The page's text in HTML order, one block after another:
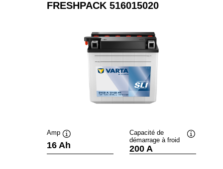
FRESHPACK 516015020
Amp
Infobulle
16 Ah
Capacité de
démarrage à froid
200 A